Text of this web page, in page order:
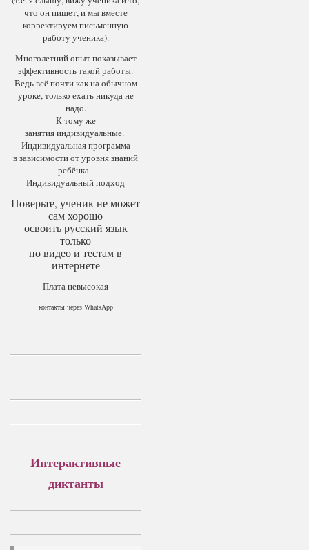
что он пишет, и мы вместе
корректируем письменную
работу ученика).
Многолетний опыт показывает
эффективность такой работы.
Ведь всё почти как на обычном
уроке, только ехать никуда не
надо.
К тому же
занятия индивидуальные.
Индивидуальная программа
в зависимости от уровня знаний
ребёнка.
Индивидуальный подход
Поверьте, ученик не может
сам хорошо
освоить русский язык
только
по видео и тестам в
интернете
Плата невысокая
контакты через WhatsApp
Интерактивные
диктанты